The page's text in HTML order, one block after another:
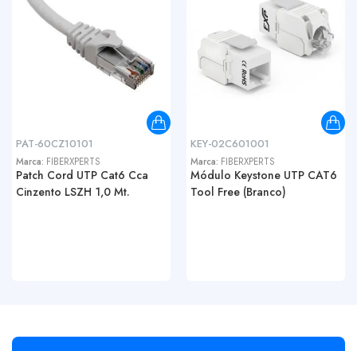
PAT-60CZ10101
Marca: FIBERXPERTS
Patch Cord UTP Cat6 Cca
Cinzento LSZH 1,0 Mt.
KEY-02C601001
Marca: FIBERXPERTS
Módulo Keystone UTP CAT6
Tool Free (Branco)